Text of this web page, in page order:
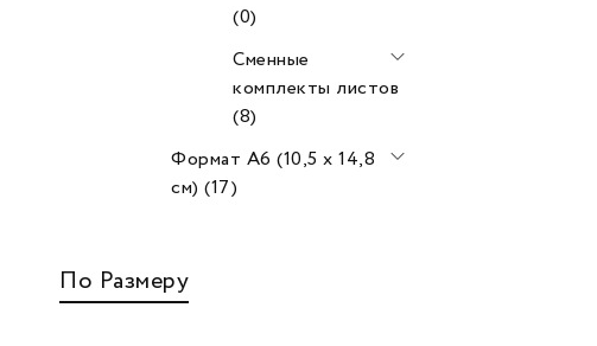
(0)
Сменные
комплекты листов
(8)
Формат А6 (10,5 х 14,8
см) (17)
По Размеру